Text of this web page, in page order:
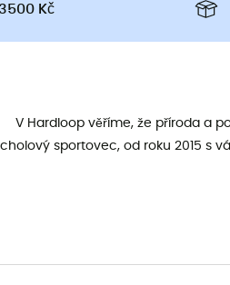
Kč
V Hardloop věříme, že příroda a
sportovec, od roku 2015 s